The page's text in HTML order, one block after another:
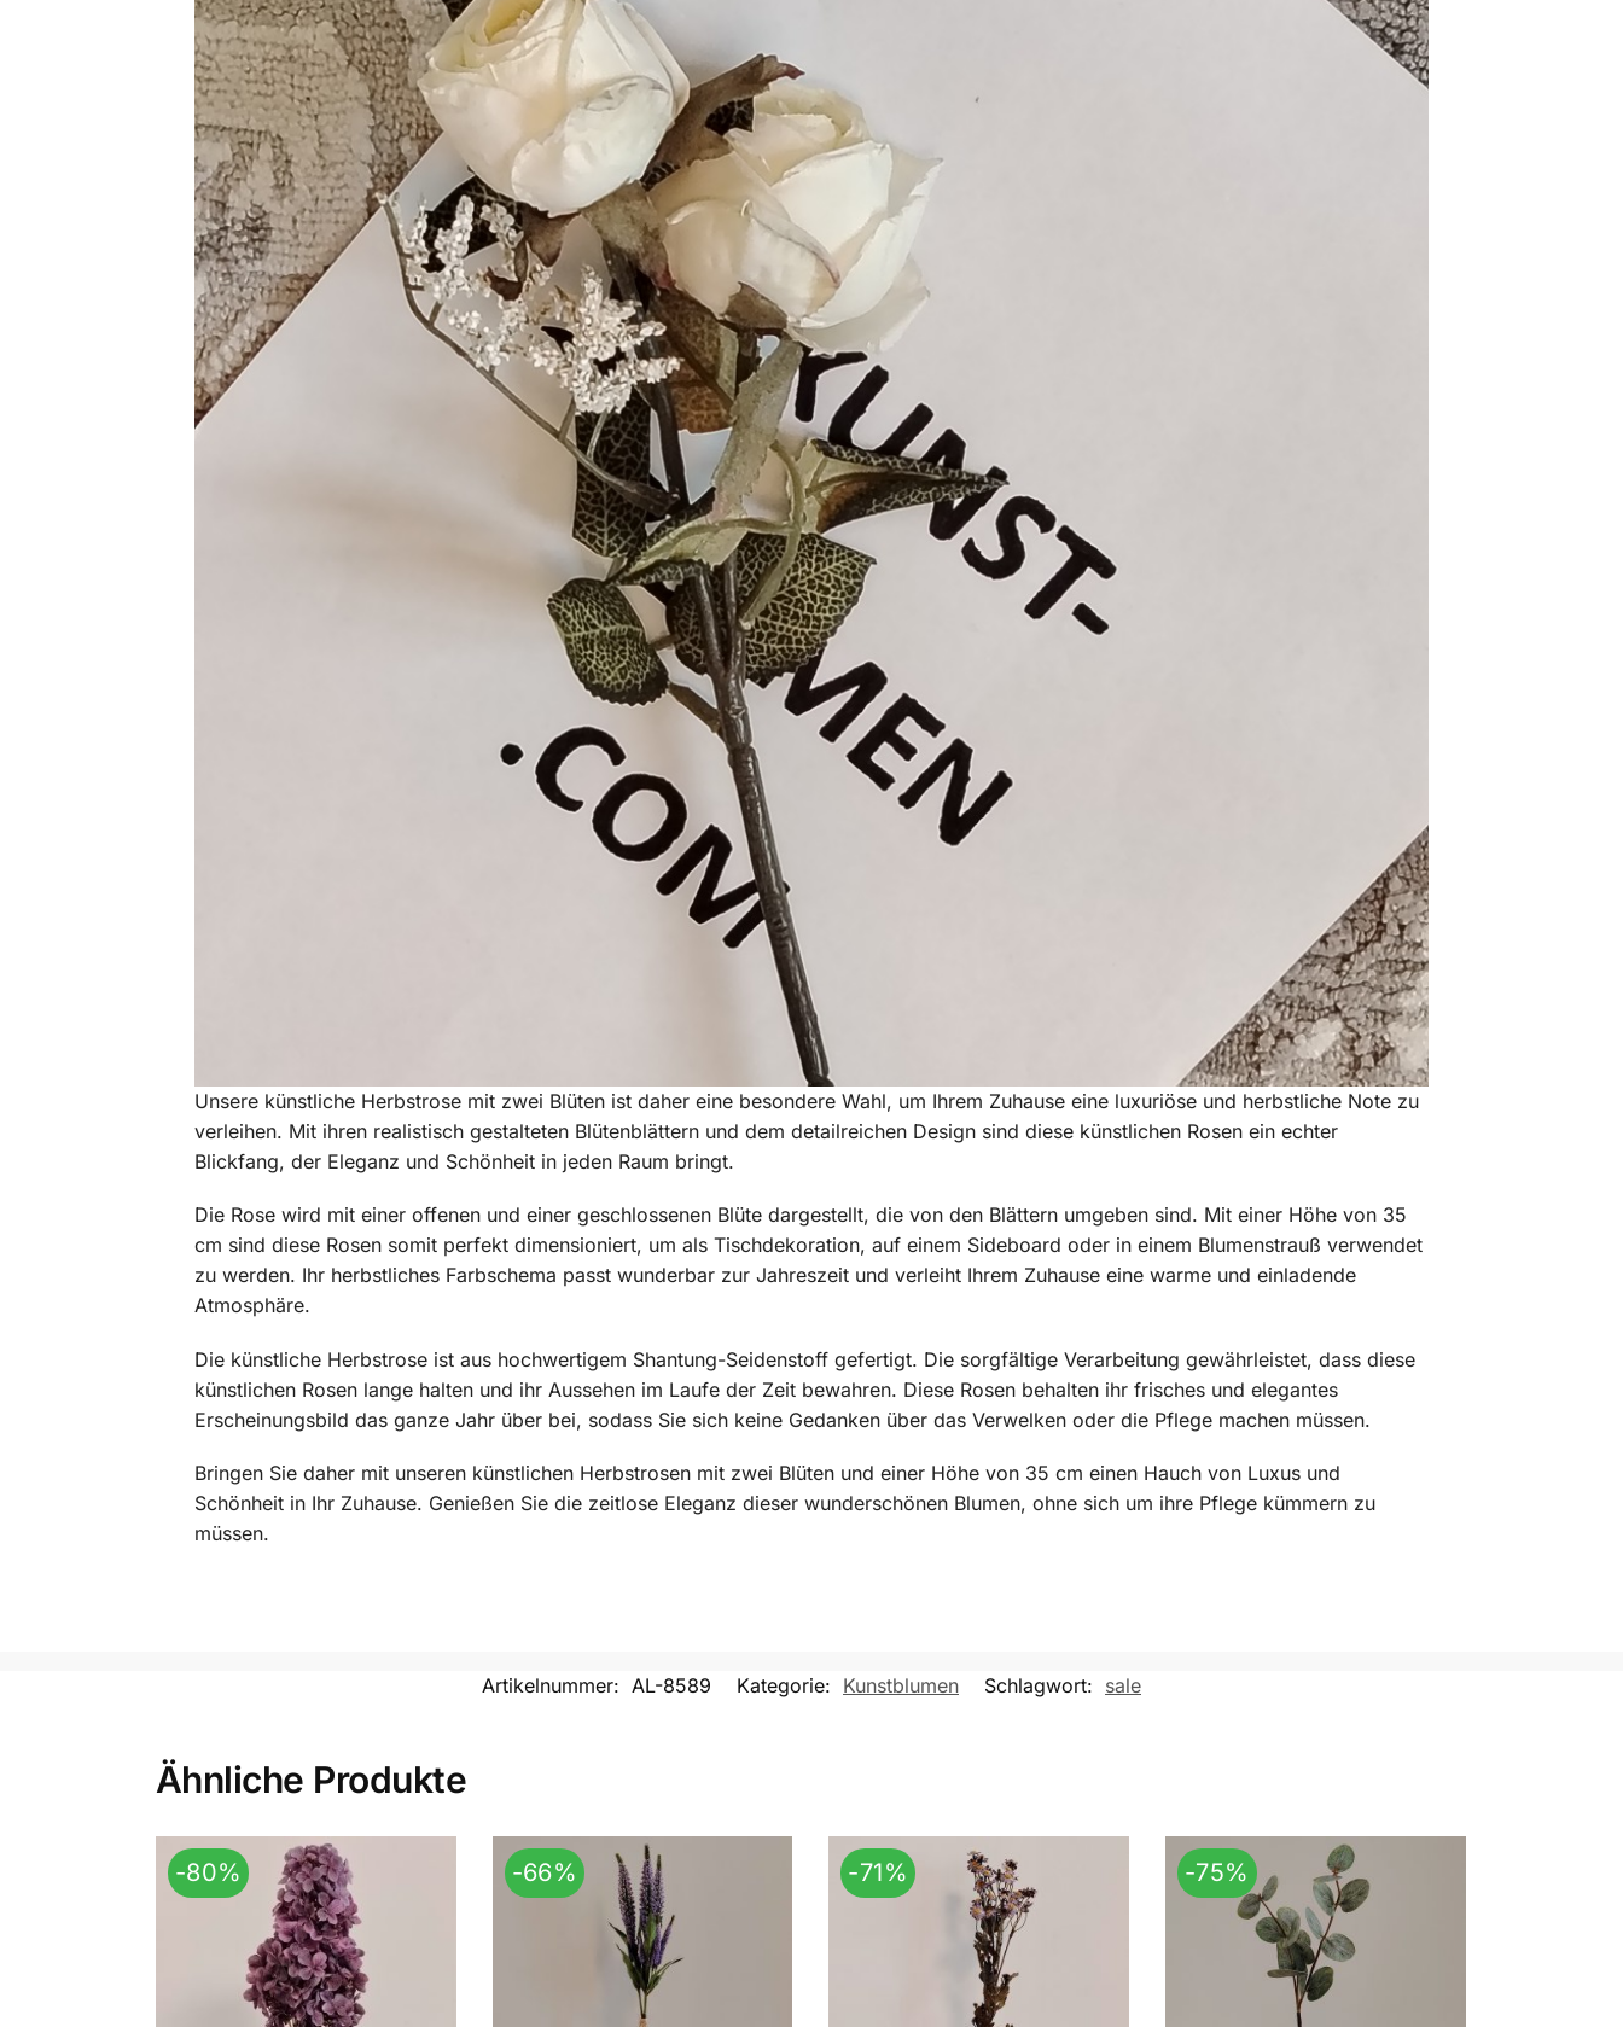
Unsere künstliche Herbstrose mit zwei Blüten ist daher eine besondere Wahl, um Ihrem Zuhause eine luxuriöse und herbstliche Note zu
verleihen. Mit ihren realistisch gestalteten Blütenblättern und dem detailreichen Design sind diese künstlichen Rosen ein echter
Blickfang, der Eleganz und Schönheit in jeden Raum bringt.
Die Rose wird mit einer offenen und einer geschlossenen Blüte dargestellt, die von den Blättern umgeben sind. Mit einer Höhe von 35
cm sind diese Rosen somit perfekt dimensioniert, um als Tischdekoration, auf einem Sideboard oder in einem Blumenstrauß verwendet
zu werden. Ihr herbstliches Farbschema passt wunderbar zur Jahreszeit und verleiht Ihrem Zuhause eine warme und einladende
Atmosphäre.
Die künstliche Herbstrose ist aus hochwertigem Shantung-Seidenstoff gefertigt. Die sorgfältige Verarbeitung gewährleistet, dass diese
künstlichen Rosen lange halten und ihr Aussehen im Laufe der Zeit bewahren. Diese Rosen behalten ihr frisches und elegantes
Erscheinungsbild das ganze Jahr über bei, sodass Sie sich keine Gedanken über das Verwelken oder die Pflege machen müssen.
Bringen Sie daher mit unseren künstlichen Herbstrosen mit zwei Blüten und einer Höhe von 35 cm einen Hauch von Luxus und
Schönheit in Ihr Zuhause. Genießen Sie die zeitlose Eleganz dieser wunderschönen Blumen, ohne sich um ihre Pflege kümmern zu
müssen.
Artikelnummer: AL-8589 Kategorie: Kunstblumen Schlagwort: sale
Ähnliche Produkte
-80% -66% -71% -75%